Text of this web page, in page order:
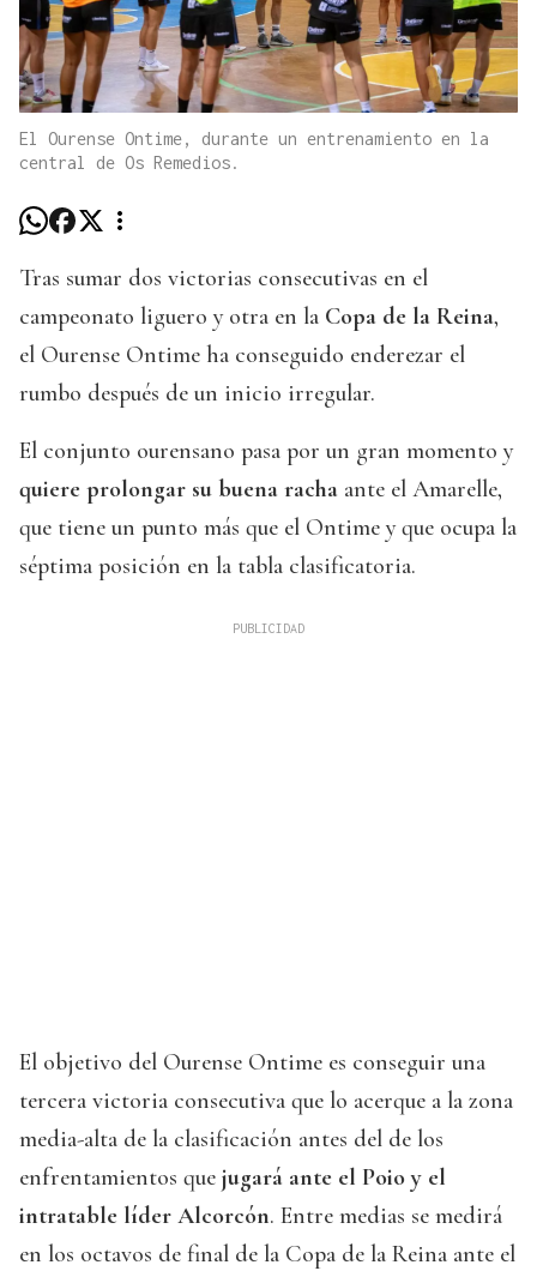
El Ourense Ontime, durante un entrenamiento en la
central de Os Remedios.
Tras sumar dos victorias consecutivas en el
campeonato liguero y otra en la Copa de la Reina,
el Ourense Ontime ha conseguido enderezar el
rumbo después de un inicio irregular.
El conjunto ourensano pasa por un gran momento y
quiere prolongar su buena racha ante el Amarelle,
que tiene un punto más que el Ontime y que ocupa la
séptima posición en la tabla clasificatoria.
El objetivo del Ourense Ontime es conseguir una
tercera victoria consecutiva que lo acerque a la zona
media-alta de la clasificación antes del de los
enfrentamientos que jugará ante el Poio y el
intratable líder Alcorcón. Entre medias se medirá
en los octavos de final de la Copa de la Reina ante el